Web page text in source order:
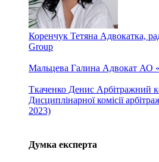
Коренчук Тетяна Адвокатка,
Group
Мальцева Галина Адвокат АО
Ткаченко Денис Арбітражний
Дисциплінарної комісії
2023)
Думка експерта